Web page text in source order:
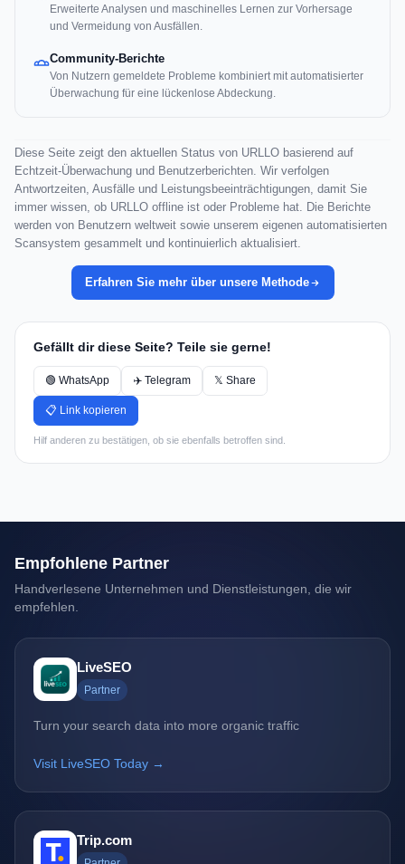
Erweiterte Analysen und maschinelles Lernen zur Vorhersage
und Vermeidung von Ausfällen.
Community-Berichte
Von Nutzern gemeldete Probleme kombiniert mit automatisierter
Überwachung für eine lückenlose Abdeckung.
Diese Seite zeigt den aktuellen Status von URLLO basierend auf
Echtzeit-Überwachung und Benutzerberichten. Wir verfolgen
Antwortzeiten, Ausfälle und Leistungsbeeinträchtigungen, damit Sie
immer wissen, ob URLLO offline ist oder Probleme hat. Die Berichte
werden von Benutzern weltweit sowie unserem eigenen automatisierten
Scansystem gesammelt und kontinuierlich aktualisiert.
Erfahren Sie mehr über unsere Methode
Gefällt dir diese Seite? Teile sie gerne!
🟢 WhatsApp ✈️ Telegram 𝕏 Share
📋 Link kopieren
Hilf anderen zu bestätigen, ob sie ebenfalls betroffen sind.
Empfohlene Partner
Handverlesene Unternehmen und Dienstleistungen, die wir
empfehlen.
LiveSEO
Partner
Turn your search data into more organic traffic
Visit LiveSEO Today →
Trip.com